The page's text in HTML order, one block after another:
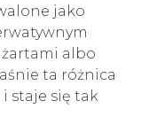
jako
żartami albo
ta różnica
staje się tak